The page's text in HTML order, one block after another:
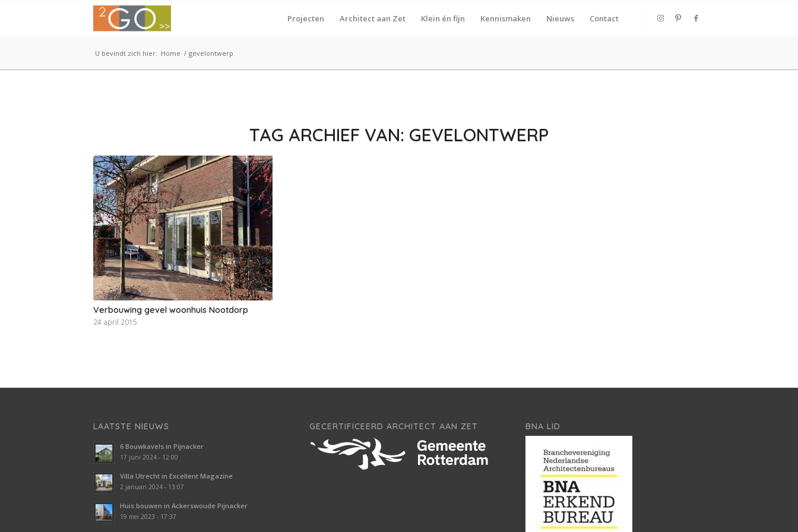
Projecten Architect aan Zet Klein én fijn Kennismaken Nieuws Contact
U bevindt zich hier: Home / gevelontwerp
TAG ARCHIEF VAN: GEVELONTWERP
Verbouwing gevel woonhuis Nootdorp
24 april 2015
LAATSTE NIEUWS
6 Bouwkavels in Pijnacker
17 juni 2024 - 12:00
Villa Utrecht in Excellent Magazine
2 januari 2024 - 13:07
Huis bouwen in Ackerswoude Pijnacker
19 mei 2023 - 17:37
GECERTIFICEERD ARCHITECT AAN ZET BNA LID